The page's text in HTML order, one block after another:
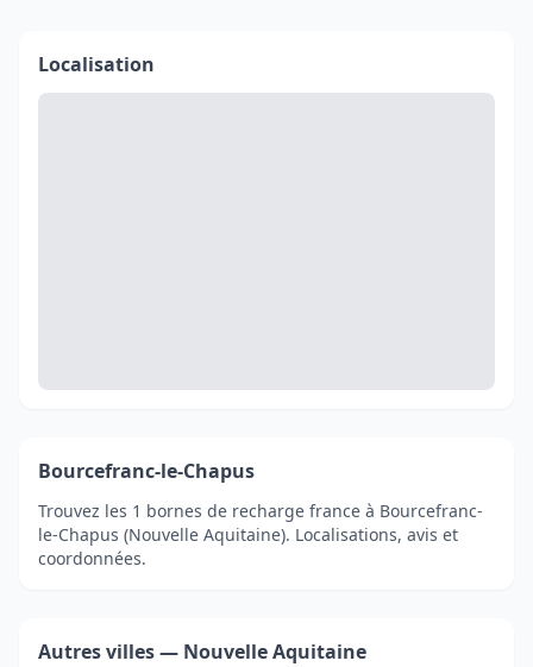
Localisation
Bourcefranc-le-Chapus
Trouvez les 1 bornes de recharge france à Bourcefranc-
le-Chapus (Nouvelle Aquitaine). Localisations, avis et
coordonnées.
Autres villes — Nouvelle Aquitaine